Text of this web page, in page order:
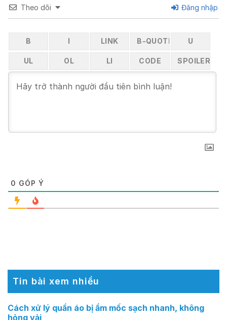
Theo dõi Đăng nhập
0 GÓP Ý
Tin bài xem nhiều
Cách xử lý quần áo bị ẩm mốc sạch nhanh, không
hỏng vải